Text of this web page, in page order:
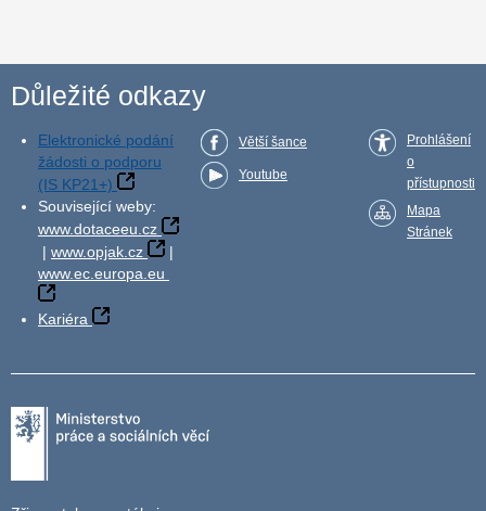
Důležité odkazy
Elektronické podání
žádosti o podporu
(IS KP21+)
Související weby:
www.dotaceeu.cz
| www.opjak.cz
|
www.ec.europa.eu
Kariéra
Větší šance
Youtube
Prohlášení
o
přístupnosti
Mapa
Stránek